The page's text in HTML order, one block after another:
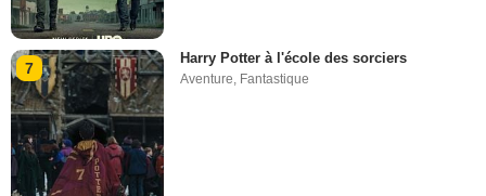
7
Harry Potter à l'école des sorciers
Aventure, Fantastique